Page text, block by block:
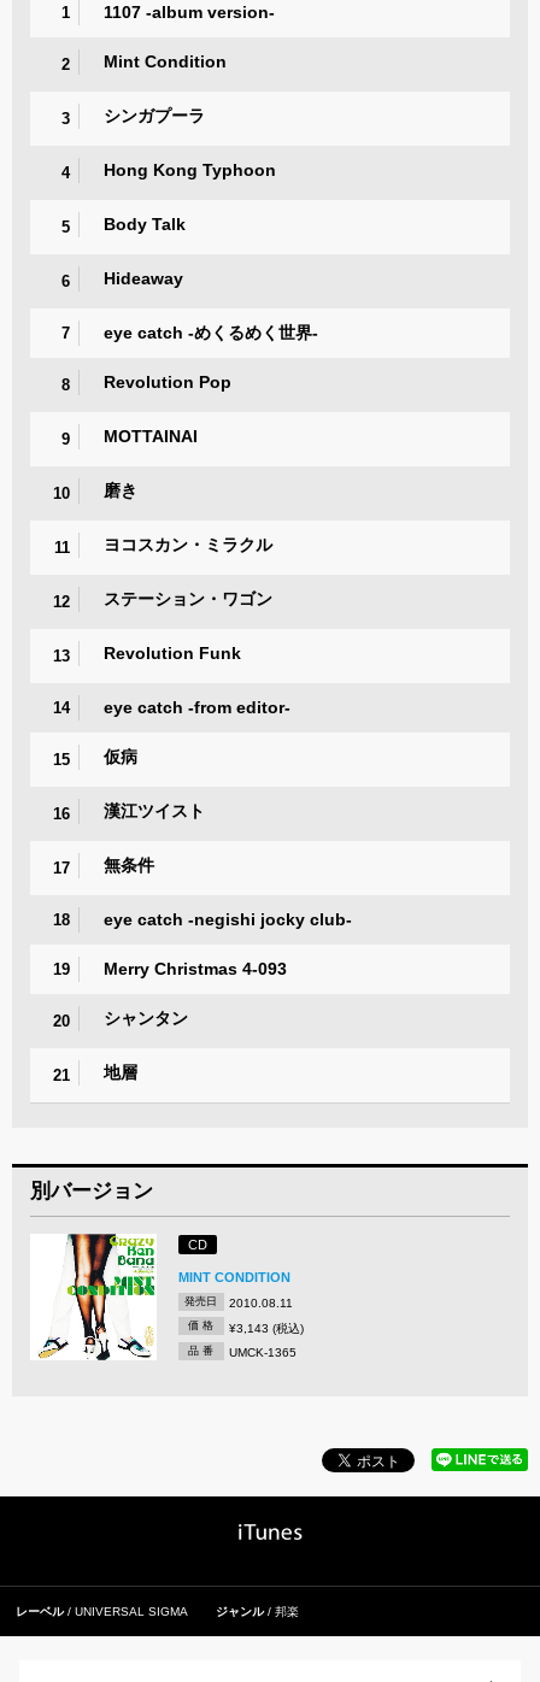
1 1107 -album version-
2 Mint Condition
3 シンガプーラ
4 Hong Kong Typhoon
5 Body Talk
6 Hideaway
7 eye catch -めくるめく世界-
8 Revolution Pop
9 MOTTAINAI
10 磨き
11 ヨコスカン・ミラクル
12 ステーション・ワゴン
13 Revolution Funk
14 eye catch -from editor-
15 仮病
16 漢江ツイスト
17 無条件
18 eye catch -negishi jocky club-
19 Merry Christmas 4-093
20 シャンタン
21 地層
別バージョン
CD
MINT CONDITION
発売日 2010.08.11
価 格 ¥3,143 (税込)
品 番 UMCK-1365
レーベル UNIVERSAL SIGMA ジャンル 邦楽